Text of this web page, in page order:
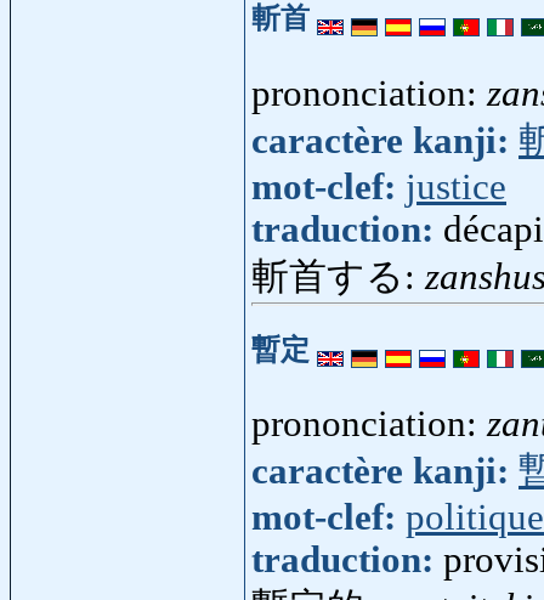
斬首
prononciation:
caractère kanji:
mot-clef: justice
traduction:
斬首する:
暫定
prononciation:
caractère kanji:
mot-clef: politique
traduction: